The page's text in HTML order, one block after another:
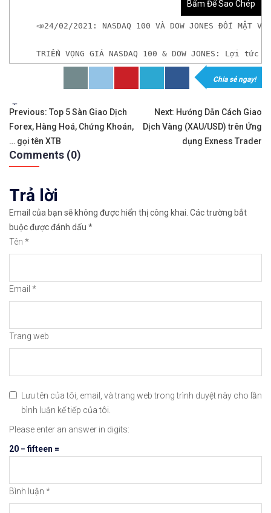
Bấm Để Sao Chép
📣24/02/2021: NASDAQ 100 VÀ DOW JONES ĐỐI MẶT VỚI
TRIỂN VỌNG GIÁ NASDAQ 100 & DOW JONES:
𝘟𝘦𝘮 𝘤𝘩𝘪 𝘵𝘪ế𝘵: https://chungkhoanforex.com/24-
✨🏆Đầ𝐮 𝐭ư 𝐯à 𝐋ướ𝐭 𝐬ó𝐧𝐠 𝐜á𝐜 𝐜ổ 𝐩𝐡𝐢ế𝐮 𝐭𝐫ê𝐧 𝐭𝐡ị 𝐭𝐫ườ𝐧𝐠
✅𝘔ở 𝘵à𝘪 𝘬𝘩𝘰ả𝘯 𝘵𝘳ê𝘯 𝘴à𝘯 𝘌𝘹𝘯𝘦𝘴𝘴 𝘜𝘺 𝘛í𝘯 𝘷à 𝘱𝘩ù
👉Sàn hỗ trợ giao dịch hơn 100+ cổ phiếu nổi
👉Thuộc top 3 sàn nổi tiếng thế giới, được nhiều
👉Xem cách Nạp/Rút tiền từ sàn ICMarkets dễ
👉Xem cách Đặt Lệnh, Đóng Lệnh và CopyTrade
#icmarkets #exness #taichinh #dautu #chungkhoan
Chia sẻ ngay!
Tags:
Điều
hướng
bài
viết
Previous: Top 5 Sàn Giao Dịch
Forex, Hàng Hoá, Chứng Khoán,
… gọi tên XTB
Next: Hướng Dẫn Cách Giao
Dịch Vàng (XAU/USD) trên Ứng
dụng Exness Trader
Comments (0)
Trả lời
Email của bạn sẽ không được hiển thị công khai. Các trường bắt
buộc được đánh dấu *
Tên *
Email *
Trang web
Lưu tên của tôi, email, và trang web trong trình duyệt này cho lần
bình luận kế tiếp của tôi.
Please enter an answer in digits:
20 − fifteen =
Bình luận *